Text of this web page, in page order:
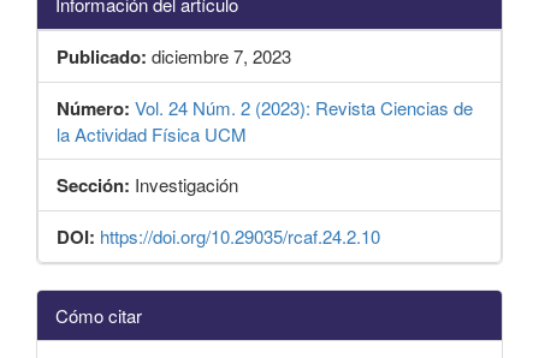
Publicado: diciembre 7, 2023
Número: Vol. 24 Núm. 2 (2023): Revista Ciencias de
la Actividad Física UCM
Sección: Investigación
DOI: https://doi.org/10.29035/rcaf.24.2.10
Detalles
del
artículo
Cómo citar